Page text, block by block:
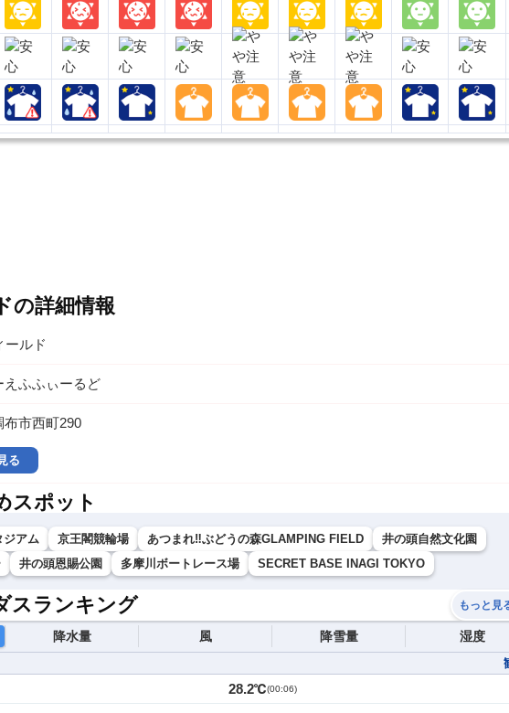
の詳細情報
ールド
えふふぃーるど
布市西町290
る
スポット
ジアム 京王閣競輪場 あつまれ‼ぶどうの森GLAMPING FIELD
井の頭自然文化園
井の頭恩賜公園 多摩川ボートレース場 SECRET BASE INAGI TOKYO
スランキング もっと見
降水量 風 降雪量 湿度
28.2℃(00:06)